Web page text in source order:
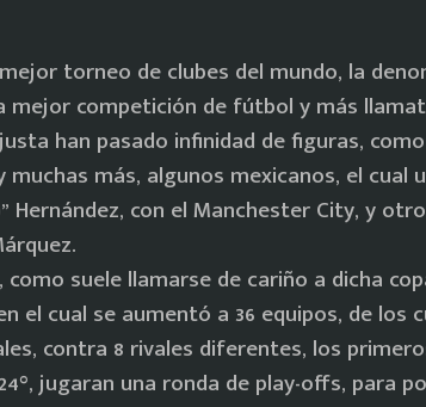
torneo de clubes del mundo, la
mejor competición de fútbol y más
han pasado infinidad de figuras,
muchas más, algunos mexicanos, el cual
Hernández, con el Manchester City, y
suele llamarse de cariño a dicha
el cual se aumentó a 36 equipos, de los
contra 8 rivales diferentes, los
jugaran una ronda de play-offs, para